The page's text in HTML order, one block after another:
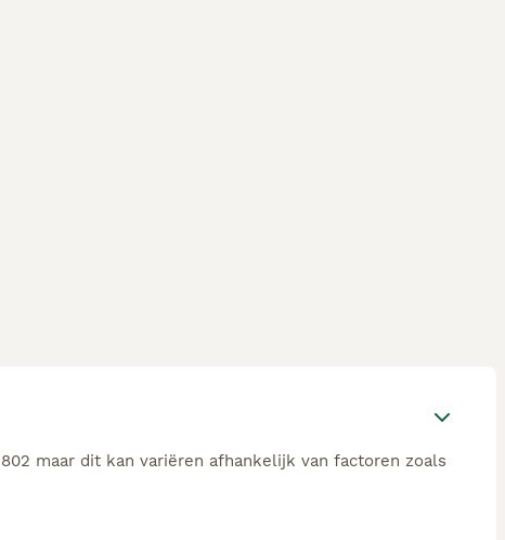
maar dit kan variëren afhankelijk van factoren zoals